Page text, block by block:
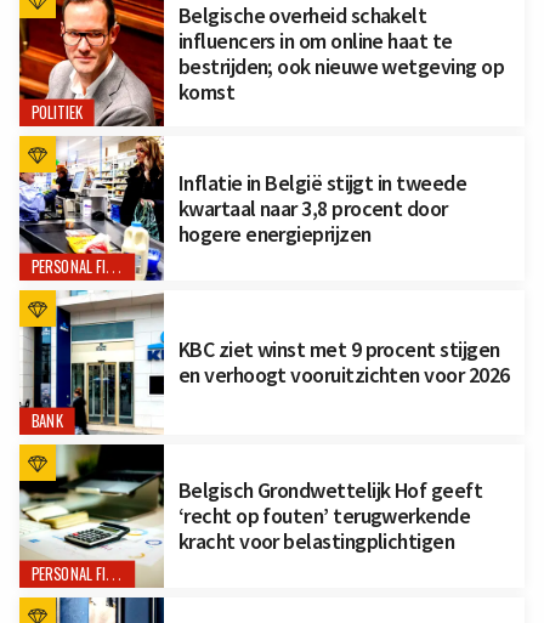
POLITIEK
Belgische overheid schakelt
influencers in om online haat te
bestrijden; ook nieuwe wetgeving op
komst
PERSONAL FINANCE
Inflatie in België stijgt in tweede
kwartaal naar 3,8 procent door
hogere energieprijzen
BANK
KBC ziet winst met 9 procent stijgen
en verhoogt vooruitzichten voor 2026
PERSONAL FINANCE
Belgisch Grondwettelijk Hof geeft
‘recht op fouten’ terugwerkende
kracht voor belastingplichtigen